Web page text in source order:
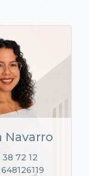
Navarro
72 12